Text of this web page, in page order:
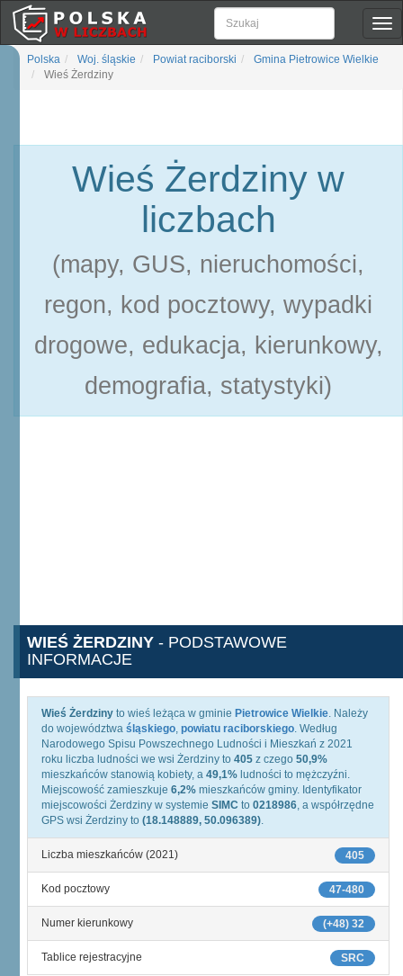
Polska Woj. śląskie Powiat raciborski
Gmina Pietrowice Wielkie
Wieś Żerdziny
Wieś Żerdziny w
liczbach
(mapy, GUS, nieruchomości,
regon, kod pocztowy, wypadki
drogowe, edukacja, kierunkowy,
demografia, statystyki)
WIEŚ ŻERDZINY - PODSTAWOWE
INFORMACJE
Wieś Żerdziny to wieś leżąca w gminie Pietrowice Wielkie. Należy
do województwa śląskiego, powiatu raciborskiego. Według
Narodowego Spisu Powszechnego Ludności i Mieszkań z 2021
roku liczba ludności we wsi Żerdziny to 405 z czego 50,9%
mieszkańców stanowią kobiety, a 49,1% ludności to mężczyźni.
Miejscowość zamieszkuje 6,2% mieszkańców gminy. Identyfikator
miejscowości Żerdziny w systemie SIMC to 0218986, a współrzędne
GPS wsi Żerdziny to (18.148889, 50.096389).
405
Liczba mieszkańców (2021)
47-480
Kod pocztowy
(+48) 32
Numer kierunkowy
SRC
Tablice rejestracyjne